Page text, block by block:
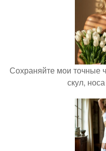
Сохраняйте мои точные
скул,